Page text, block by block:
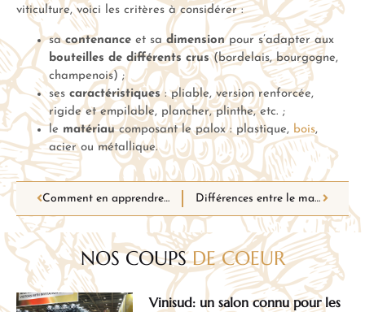
viticulture, voici les critères à considérer :
sacontenance et sadimensionpour s’adapter aux
bouteilles de différents crus(bordelais, bourgogne,
champenois) ;
ses caractéristiques: pliable, version renforcée,
rigide et empilable, plancher, plinthe, etc. ;
le matériaucomposant le palox : plastique, bois,
acier ou métallique.
Comment en apprendre le maximum sur l’univers du vin ? Différences entre le matériel de cuisine professionnel et amateur
NOS COUPSDE COEUR
Vinisud: un salon connu pour les